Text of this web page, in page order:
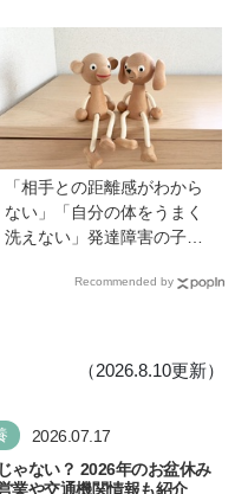
専門家・井上顕滋先生が解
「相手との距離感がわから
ない」「自分の体をうまく
洗えない」発達障害の子ど
と・性教育のポイントは？
Recommended by
（2026.8.10更新）
2026.07.17
ゃない？ 2026年のお盆休み
業や交通機関情報も紹介